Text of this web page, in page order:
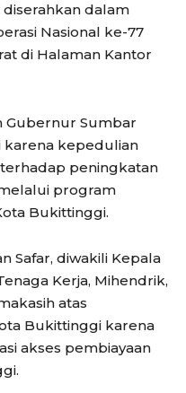
diserahkan dalam
Nasional ke-77
di Halaman Kantor
Gubernur Sumbar
karena kepedulian
peningkatan
program
Bukittinggi.
Safar, diwakili Kepala
Kerja, Mihendrik,
atas
Bukittinggi karena
akses pembiayaan